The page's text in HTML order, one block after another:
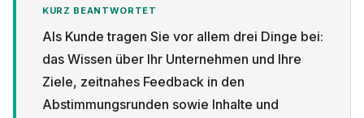
KURZ BEANTWORTET
Als Kunde tragen Sie vor allem drei Dinge bei:
das Wissen über Ihr Unternehmen und Ihre
Ziele, zeitnahes Feedback in den
Abstimmungsrunden sowie Inhalte und